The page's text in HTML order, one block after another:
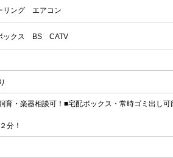
リング エアコン
ックス BS CATV
育・楽器相談可！■宅配ボックス・常時ゴミ出し可
分！